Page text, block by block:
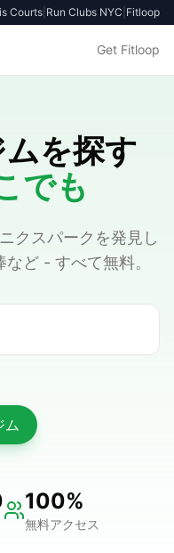
Courts Run Clubs NYC Fitloop
Get Fitloop
を探す
でも
クスパークを発見し
ど - すべて無料。
ム
100%
無料アクセス